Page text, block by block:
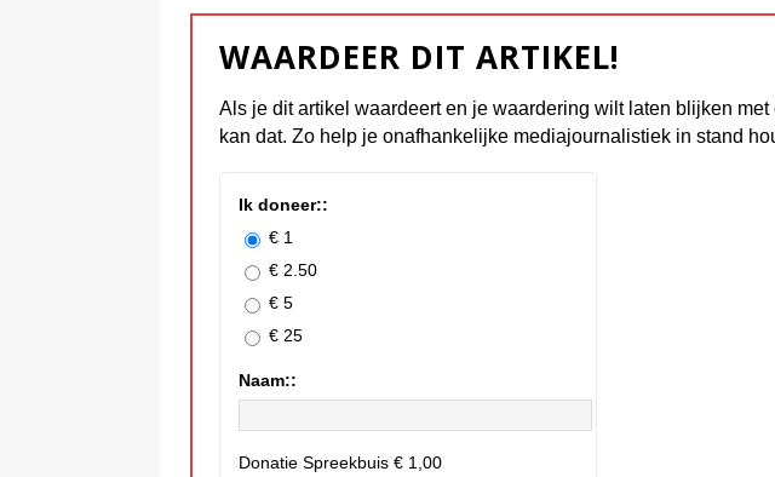
WAARDEER DIT ARTIKEL!
Als je dit artikel waardeert en je waardering wilt laten blijken
kan dat. Zo help je onafhankelijke mediajournalistiek in stand
Ik doneer::
€ 1
€ 2.50
€ 5
€ 25
Naam::
Donatie Spreekbuis € 1,00